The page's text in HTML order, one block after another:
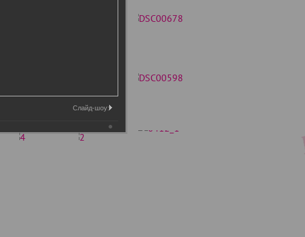
Слайд-шоу: